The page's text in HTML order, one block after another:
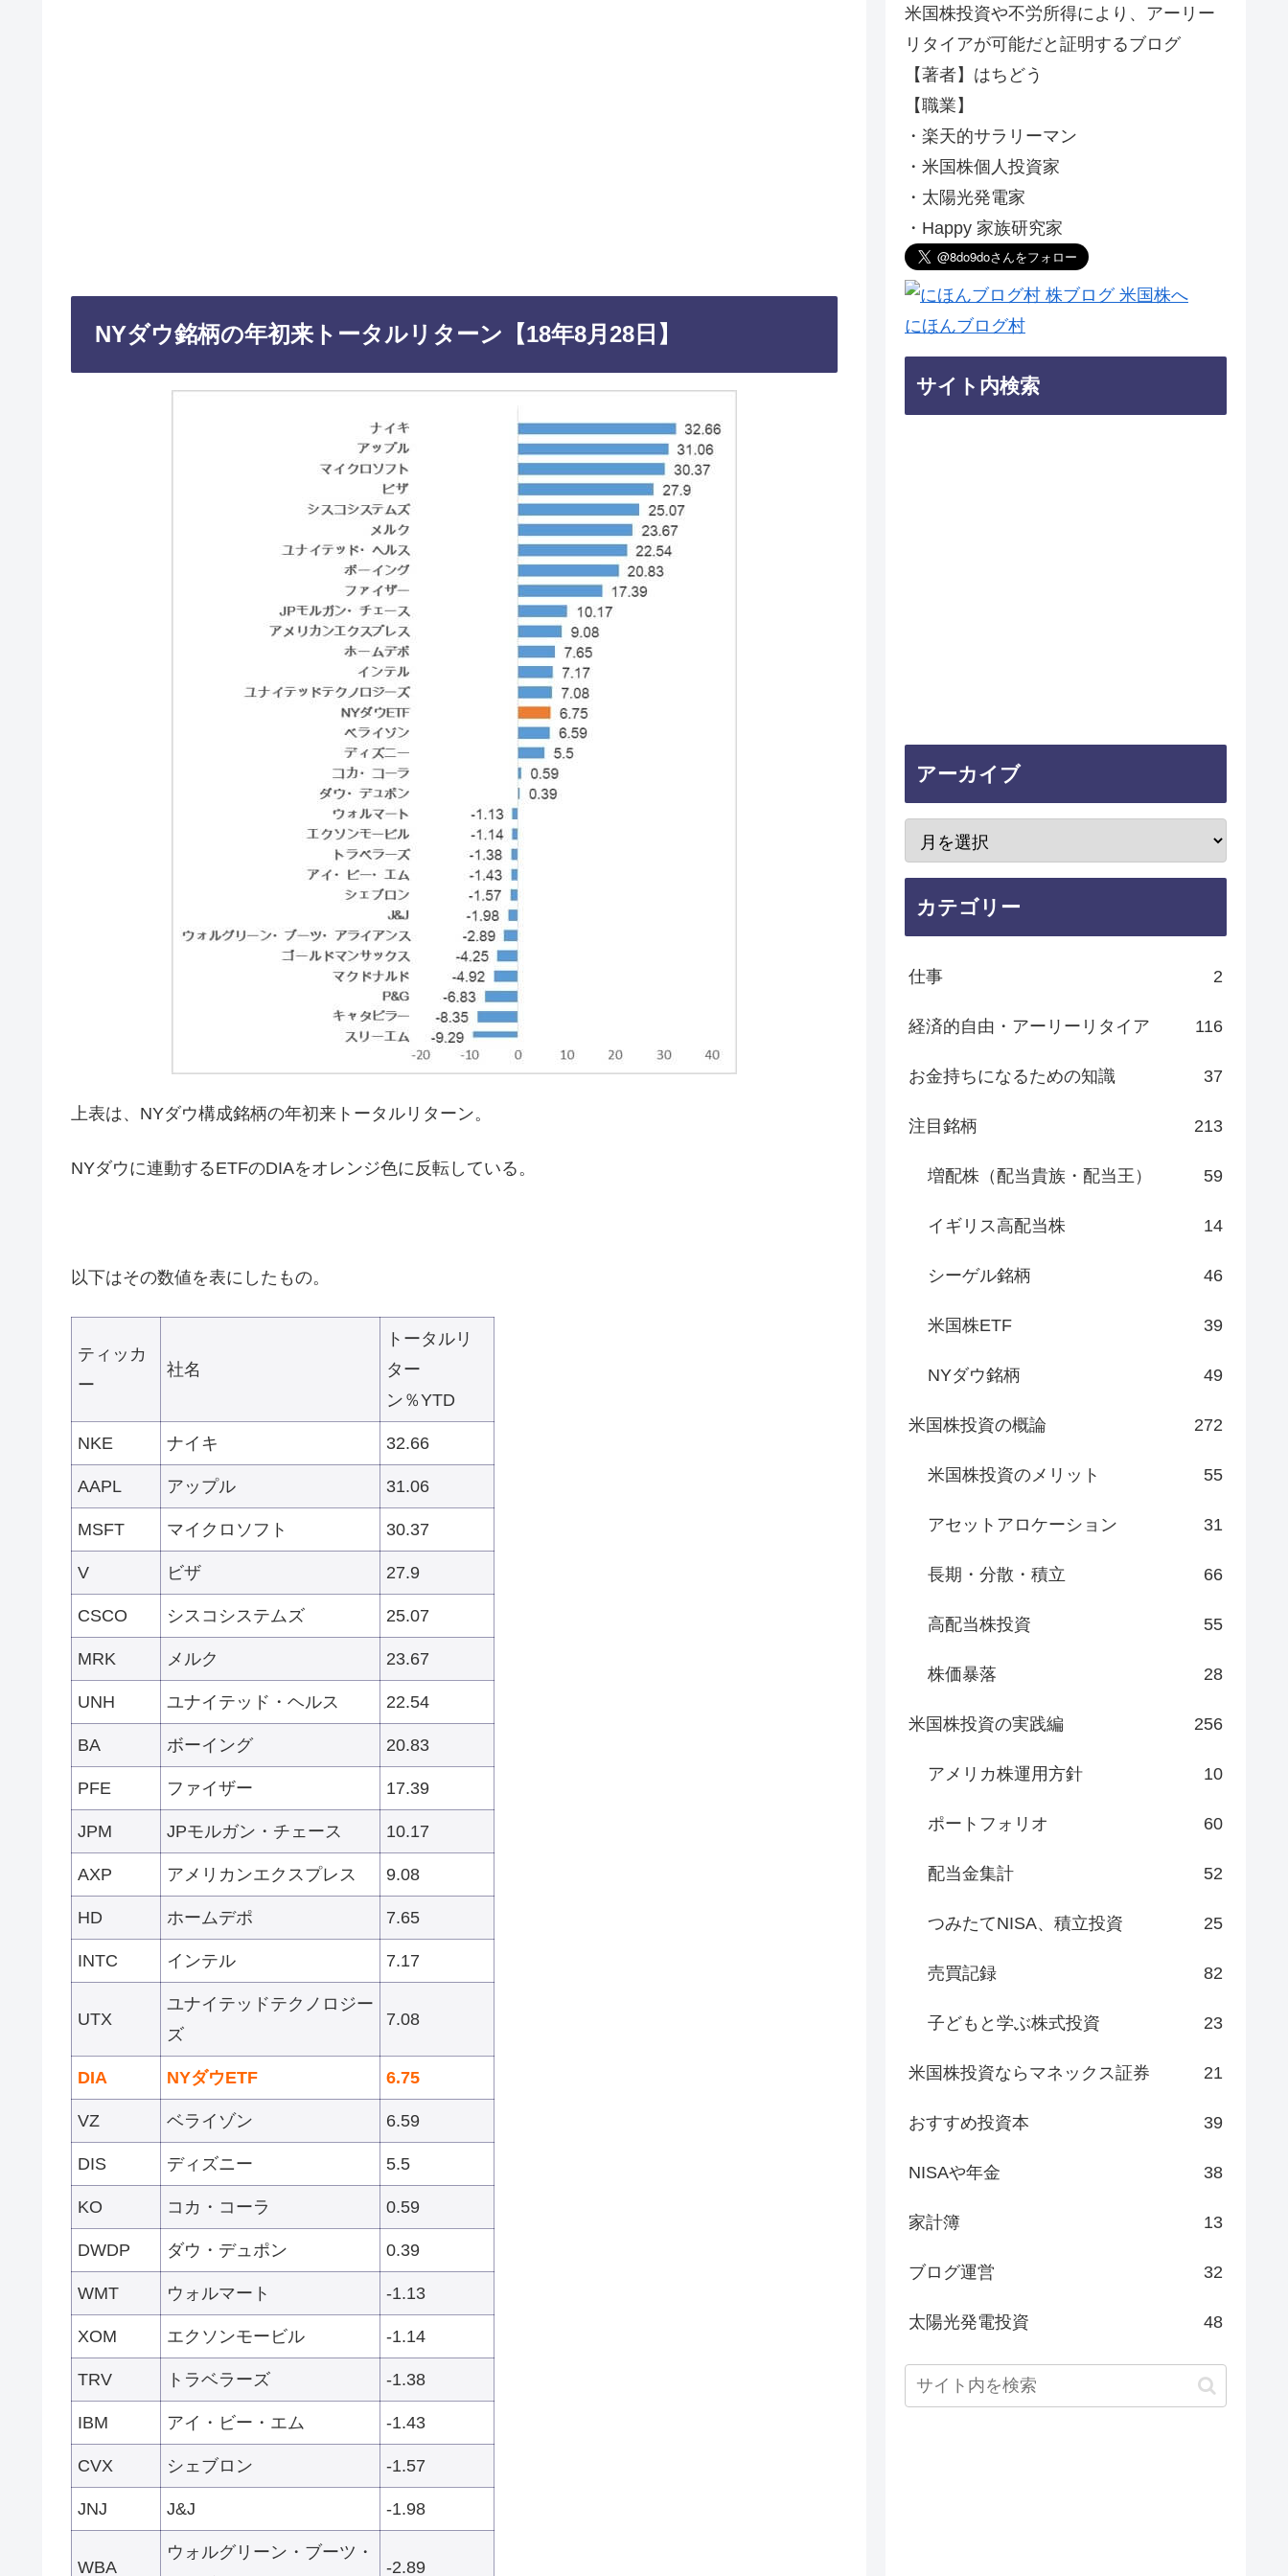
NYダウ銘柄の年初来トータルリターン【18年8月28日】
上表は、NYダウ構成銘柄の年初来トータルリターン。
NYダウに連動するETFのDIAをオレンジ色に反転している。
以下はその数値を表にしたもの。
ティッカ
ー
社名
トータルリ
ター
ン％YTD
NKE ナイキ 32.66
AAPL アップル 31.06
MSFT マイクロソフト 30.37
V ビザ 27.9
CSCO シスコシステムズ 25.07
MRK メルク 23.67
UNH ユナイテッド・ヘルス 22.54
BA ボーイング 20.83
PFE ファイザー 17.39
JPM JPモルガン・チェース 10.17
AXP アメリカンエクスプレス 9.08
HD ホームデポ 7.65
INTC インテル 7.17
UTX
ユナイテッドテクノロジー
ズ
7.08
DIA NYダウETF 6.75
VZ ベライゾン 6.59
DIS ディズニー 5.5
KO コカ・コーラ 0.59
DWDP ダウ・デュポン 0.39
WMT ウォルマート -1.13
XOM エクソンモービル -1.14
TRV トラベラーズ -1.38
IBM アイ・ビー・エム -1.43
CVX シェブロン -1.57
JNJ J&J -1.98
WBA
ウォルグリーン・ブーツ・
-2.89
米国株投資や不労所得により、アーリー
リタイアが可能だと証明するブログ
【著者】はちどう
【職業】
・楽天的サラリーマン
・米国株個人投資家
・太陽光発電家
・Happy 家族研究家
にほんブログ村
サイト内検索
アーカイブ
カテゴリー
仕事 2
経済的自由・アーリーリタイア 116
お金持ちになるための知識 37
注目銘柄 213
増配株（配当貴族・配当王） 59
イギリス高配当株 14
シーゲル銘柄 46
米国株ETF 39
NYダウ銘柄 49
米国株投資の概論 272
米国株投資のメリット 55
アセットアロケーション 31
長期・分散・積立 66
高配当株投資 55
株価暴落 28
米国株投資の実践編 256
アメリカ株運用方針 10
ポートフォリオ 60
配当金集計 52
つみたてNISA、積立投資 25
売買記録 82
子どもと学ぶ株式投資 23
米国株投資ならマネックス証券 21
おすすめ投資本 39
NISAや年金 38
家計簿 13
ブログ運営 32
太陽光発電投資 48